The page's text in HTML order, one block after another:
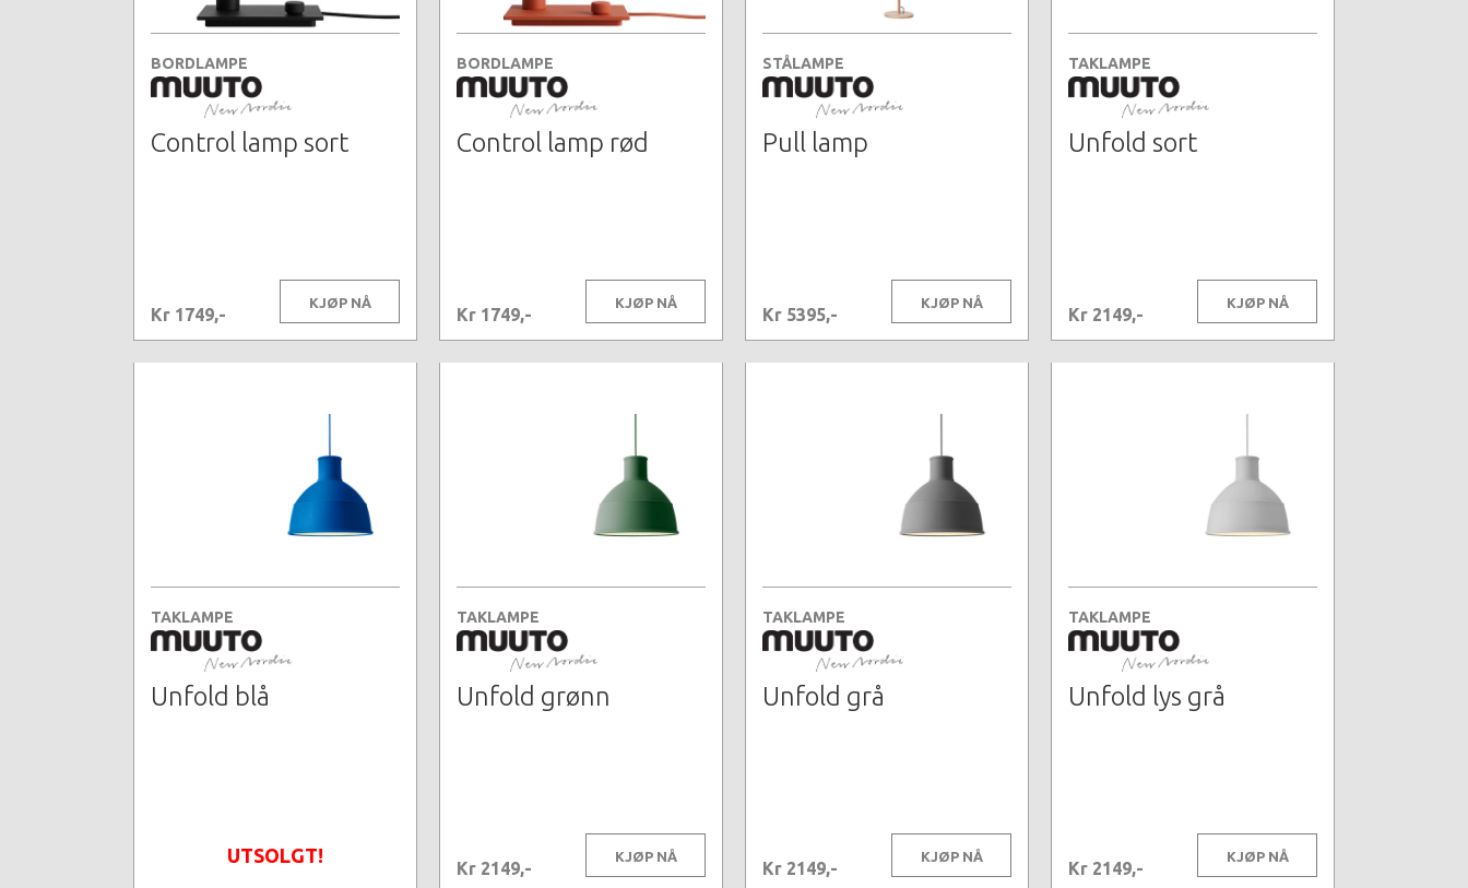
BORDLAMPE
Control lamp sort
Kr 1749,-
KJØP NÅ
BORDLAMPE
Control lamp rød
Kr 1749,-
KJØP NÅ
STÅLAMPE
Pull lamp
Kr 5395,-
KJØP NÅ
TAKLAMPE
Unfold sort
Kr 2149,-
KJØP NÅ
TAKLAMPE
Unfold blå
UTSOLGT!
TAKLAMPE
Unfold grønn
Kr 2149,-
KJØP NÅ
TAKLAMPE
Unfold grå
Kr 2149,-
KJØP NÅ
TAKLAMPE
Unfold lys grå
Kr 2149,-
KJØP NÅ